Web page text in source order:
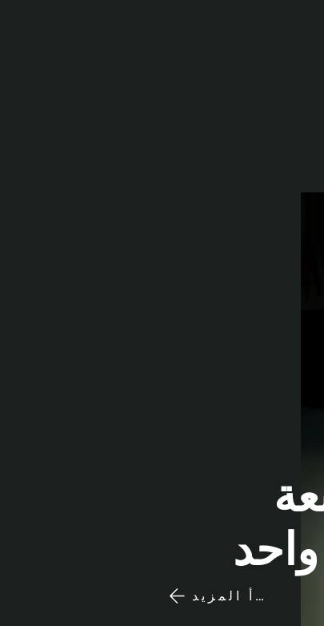
اقرأ المزيد